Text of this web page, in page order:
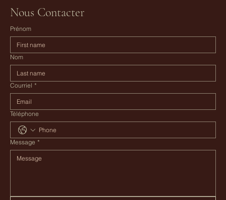
Nous Contacter
Prénom
Nom
Courriel *
Téléphone
Message *